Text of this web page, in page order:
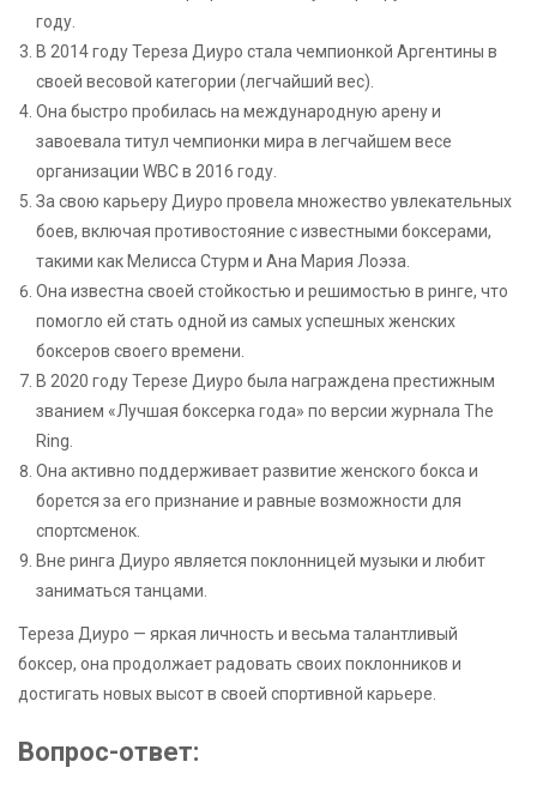
году.
В 2014 году Тереза Диуро стала чемпионкой Аргентины в
своей весовой категории (легчайший вес).
Она быстро пробилась на международную арену и
завоевала титул чемпионки мира в легчайшем весе
организации WBC в 2016 году.
За свою карьеру Диуро провела множество увлекательных
боев, включая противостояние с известными боксерами,
такими как Мелисса Стурм и Ана Мария Лоэза.
Она известна своей стойкостью и решимостью в ринге, что
помогло ей стать одной из самых успешных женских
боксеров своего времени.
В 2020 году Терезе Диуро была награждена престижным
званием «Лучшая боксерка года» по версии журнала The
Ring.
Она активно поддерживает развитие женского бокса и
борется за его признание и равные возможности для
спортсменок.
Вне ринга Диуро является поклонницей музыки и любит
заниматься танцами.
Тереза Диуро — яркая личность и весьма талантливый
боксер, она продолжает радовать своих поклонников и
достигать новых высот в своей спортивной карьере.
Вопрос-ответ: